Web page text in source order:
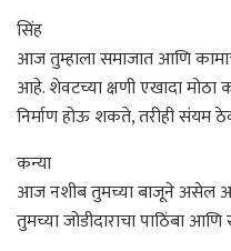
सिंह
आज तुम्हाला समाजात आणि
आहे. शेवटच्या क्षणी एखादा
निर्माण होऊ शकते, तरीही संयम
कन्या
आज नशीब तुमच्या बाजूने असेल
तुमच्या जोडीदाराचा पाठिंबा